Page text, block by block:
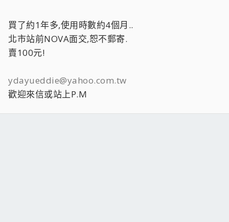
買了約1年多,使用時數約4個月..
北市站前NOVA面交,恕不郵寄.
賣100元!
ydayueddie@yahoo.com.tw
歡迎來信或站上P.M